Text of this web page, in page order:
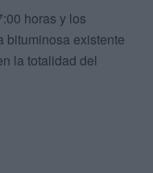
horas y los
bituminosa existente
la totalidad del